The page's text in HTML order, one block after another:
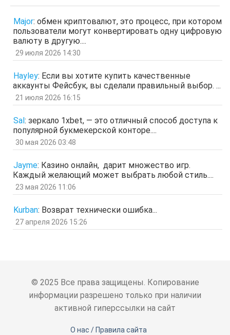
Гость
отв. цит.
Гость 26 мар 2026, 01:35
мЛЙК
ащрд
отв. цит.
Гость
отв. цит.
Гость
ЗОл
отв. цит.
Гость 5 мар 2026, 12:20
оЭЬЧ
SPPS 2 мар 2026, 16:19
ау, есть кто живой здесь?)
Гость
отв.
Гость 3 фев 2026, 04:47
Major: обмен криптовалют, это процесс, при котором
пользователи могут конвертировать одну цифровую
валюту в другую....
29 июля 2026 14:30
Hayley: Если вы хотите купить качественные
аккаунты Фейсбук, вы сделали правильный выбор. ...
21 июля 2026 16:15
Sal: зеркало 1xbet, — это отличный способ доступа к
популярной букмекерской конторе....
30 мая 2026 03:48
Jayme: Казино онлайн, дарит множество игр.
Каждый желающий может выбрать любой стиль....
23 мая 2026 11:06
Kurban: Возврат технически ошибка...
27 апреля 2026 15:26
© 2025 Все права защищены. Копирование
информации разрешено только при наличии
активной гиперссылки на сайт
О нас / Правила сайта